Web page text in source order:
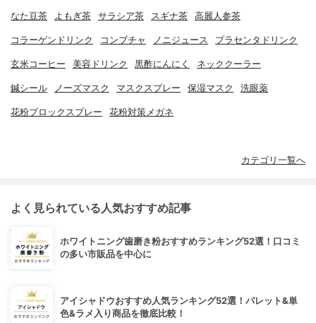
なた豆茶 よもぎ茶 サラシア茶 スギナ茶 高麗人参茶
コラーゲンドリンク コンブチャ ノニジュース プラセンタドリンク
玄米コーヒー 美容ドリンク 黒酢にんにく ネッククーラー
鍼シール ノーズマスク マスクスプレー 保湿マスク 洗眼薬
花粉ブロックスプレー 花粉対策メガネ
カテゴリ一覧へ
よく見られている人気おすすめ記事
ホワイトニング歯磨き粉おすすめランキング52選！口コミ
の多い市販品を中心に
アイシャドウおすすめ人気ランキング52選！パレット&単
色&ラメ入り商品を徹底比較！